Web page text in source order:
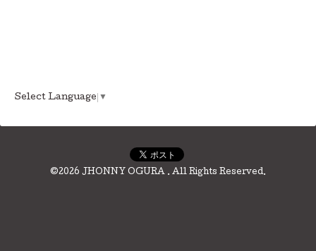
Select Language ▼
©2026 JHONNY OGURA . All Rights Reserved.